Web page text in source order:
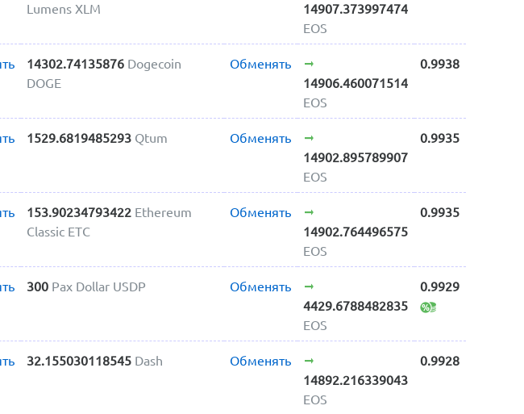
Lumens XLM
14907.373997474
EOS
14302.74135876 Dogecoin
DOGE
Обменять
14906.460071514
EOS
0.9938
1529.6819485293 Qtum
Обменять
14902.895789907
EOS
0.9935
153.90234793422 Ethereum
Classic ETC
Обменять
14902.764496575
EOS
0.9935
300 Pax Dollar USDP
Обменять
4429.6788482835
EOS
0.9929
32.155030118545 Dash
Обменять
14892.216339043
EOS
0.9928